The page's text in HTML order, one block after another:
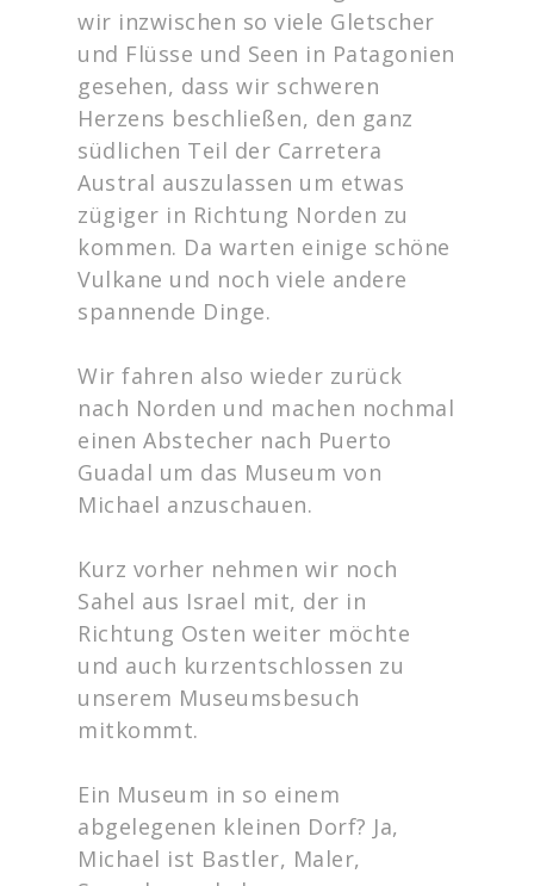
wir inzwischen so viele Gletscher
und Flüsse und Seen in Patagonien
gesehen, dass wir schweren
Herzens beschließen, den ganz
südlichen Teil der Carretera
Austral auszulassen um etwas
zügiger in Richtung Norden zu
kommen. Da warten einige schöne
Vulkane und noch viele andere
spannende Dinge.
Wir fahren also wieder zurück
nach Norden und machen nochmal
einen Abstecher nach Puerto
Guadal um das Museum von
Michael anzuschauen.
Kurz vorher nehmen wir noch
Sahel aus Israel mit, der in
Richtung Osten weiter möchte
und auch kurzentschlossen zu
unserem Museumsbesuch
mitkommt.
Ein Museum in so einem
abgelegenen kleinen Dorf? Ja,
Michael ist Bastler, Maler,